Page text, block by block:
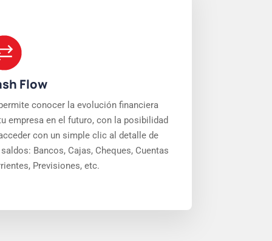
Flow
conocer la evolución financiera
empresa en el futuro, con la posibilidad
con un simple clic al detalle de
Bancos, Cajas, Cheques, Cuentas
Previsiones, etc.